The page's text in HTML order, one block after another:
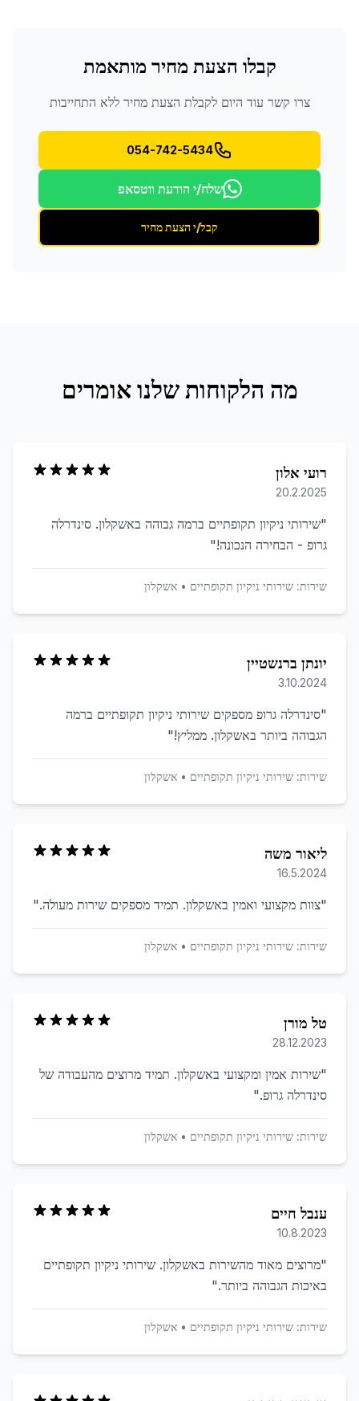
קבלו הצעת מחיר מותאמת
צרו קשר עוד היום לקבלת הצעת מחיר ללא התחייבות
054-742-5434
שלח/י הודעת ווטסאפ
קבל/י הצעת מחיר
מה הלקוחות שלנו אומרים
רועי אלון
20.2.2025
"שירותי ניקיון תקופתיים ברמה גבוהה באשקלון. סינדרלה
גרופ - הבחירה הנכונה!"
שירות: שירותי ניקיון תקופתיים • אשקלון
יונתן ברנשטיין
3.10.2024
"סינדרלה גרופ מספקים שירותי ניקיון תקופתיים ברמה
הגבוהה ביותר באשקלון. ממליץ!"
שירות: שירותי ניקיון תקופתיים • אשקלון
ליאור משה
16.5.2024
"צוות מקצועי ואמין באשקלון. תמיד מספקים שירות מעולה."
שירות: שירותי ניקיון תקופתיים • אשקלון
טל מורן
28.12.2023
"שירות אמין ומקצועי באשקלון. תמיד מרוצים מהעבודה של
סינדרלה גרופ."
שירות: שירותי ניקיון תקופתיים • אשקלון
ענבל חיים
10.8.2023
"מרוצים מאוד מהשירות באשקלון. שירותי ניקיון תקופתיים
באיכות הגבוהה ביותר."
שירות: שירותי ניקיון תקופתיים • אשקלון